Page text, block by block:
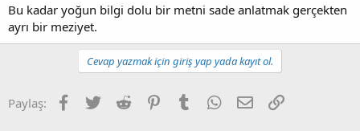
Bu kadar yoğun bilgi dolu bir metni sade anlatmak gerçekten
ayrı bir meziyet.
Cevap yazmak için giriş yap yada kayıt ol.
Paylaş: Facebook
TwitterReddit PinterestTumblrWhatsApp
E-postaLink